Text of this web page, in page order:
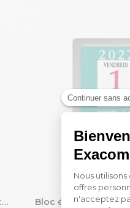
Bloc éphéméride neutre seul 9,2x13,3cm - 2027